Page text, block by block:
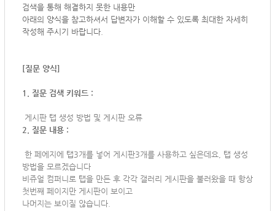
검색을 통해 해결하지 못한 내용만
아래의 양식을 참고하셔서 답변자가 이해할 수 있도록 최대한 자세히
작성해 주시기 바랍니다.
[질문 양식]
1. 질문 검색 키워드 :
게시판 탭 생성 방법 및 게시판 오류
2. 질문 내용 :
한 페에지에 탭3개를 넣어 게시판3개를 사용하고 싶은데요, 탭 생성
방법을 모르겠습니다
비쥬얼 컴퍼니로 탭을 만든 후 각각 갤러리 게시판을 불러왔을 때 항상
첫번째 페이지만 게시판이 보이고
나머지는 보이질 않습니다.